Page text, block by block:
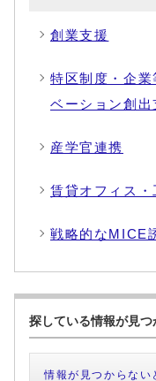
創業支援
特区制度・企業
ベーション創出
産学官連携
賃貸オフィス・
戦略的なMICE
探している情報が見つ
情報が見つからない